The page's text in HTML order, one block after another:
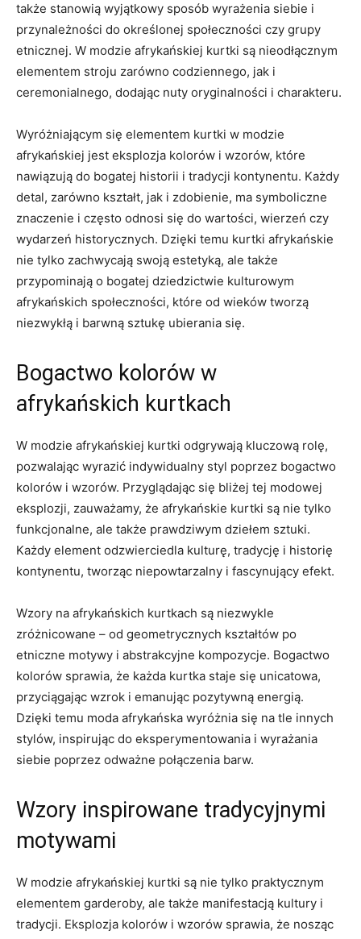
także stanowią wyjątkowy sposób wyrażenia siebie i
przynależności⁣ do ⁢określonej społeczności czy grupy
etnicznej. W modzie afrykańskiej kurtki są nieodłącznym​
elementem stroju zarówno‌ codziennego, jak⁢ i
ceremonialnego, dodając nuty oryginalności i charakteru.
Wyróżniającym⁢ się elementem kurtki w modzie
afrykańskiej jest eksplozja kolorów i wzorów, które
nawiązują do bogatej historii i tradycji kontynentu. Każdy
detal, zarówno kształt, jak i zdobienie, ma ⁤symboliczne
znaczenie i często odnosi się do wartości, wierzeń czy
wydarzeń historycznych. Dzięki ‌temu kurtki‍ afrykańskie
nie tylko zachwycają swoją estetyką, ale także
przypominają o bogatej dziedzictwie kulturowym
‍afrykańskich społeczności, które od wieków ⁤tworzą⁢
niezwykłą i barwną sztukę ubierania się.
Bogactwo kolorów w
afrykańskich kurtkach
W modzie afrykańskiej kurtki odgrywają ‍kluczową rolę,
pozwalając wyrazić indywidualny styl poprzez ​bogactwo
kolorów i wzorów.⁣ Przyglądając się bliżej tej modowej
eksplozji, zauważamy, że afrykańskie ⁤kurtki są nie tylko
funkcjonalne, ale także prawdziwym dziełem sztuki.
Każdy element‌ odzwierciedla kulturę, tradycję i historię‍
kontynentu, tworząc niepowtarzalny i fascynujący efekt.
Wzory na⁤ afrykańskich ⁣kurtkach są niezwykle
zróżnicowane – od geometrycznych kształtów po
⁤etniczne motywy i abstrakcyjne kompozycje.‍ Bogactwo
kolorów sprawia, że każda‍ kurtka staje​ się unicatowa,
‍przyciągając​ wzrok i emanując pozytywną energią.
Dzięki⁤ temu moda afrykańska wyróżnia się na ⁤tle innych
stylów, inspirując do eksperymentowania i wyrażania
siebie ⁣poprzez odważne połączenia barw.
Wzory inspirowane tradycyjnymi
motywami
W modzie afrykańskiej kurtki są nie tylko praktycznym
elementem garderoby,⁣ ale także manifestacją kultury i
tradycji. Eksplozja kolorów i⁣ wzorów sprawia, że ⁢nosząc